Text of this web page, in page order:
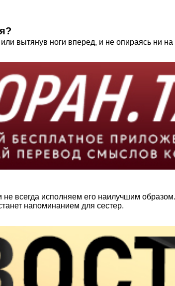
вытянув ноги вперед, и не опираясь ни на
не всегда исполняем его наилучшим
напоминанием для сестер.